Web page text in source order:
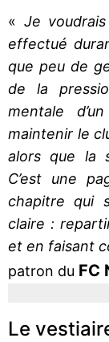
« Je
effectué
que peu de
de la
mentale
maintenir le
alors que la
C’est une
chapitre qui
claire :
et en faisant
patron du FC
Le